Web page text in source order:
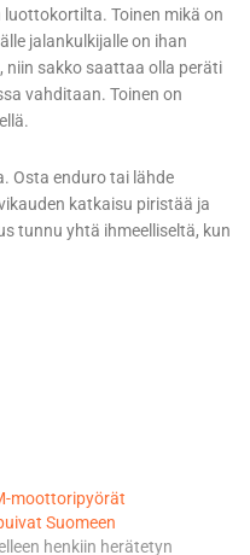
Toinen mikä on
jalankulkijalle on ihan
sakko saattaa olla peräti
vahditaan. Toinen on
Osta enduro tai lähde
katkaisu piristää ja
tunnu yhtä ihmeelliseltä, kun
moottoripyörät
Suomeen
henkiin herätetyn